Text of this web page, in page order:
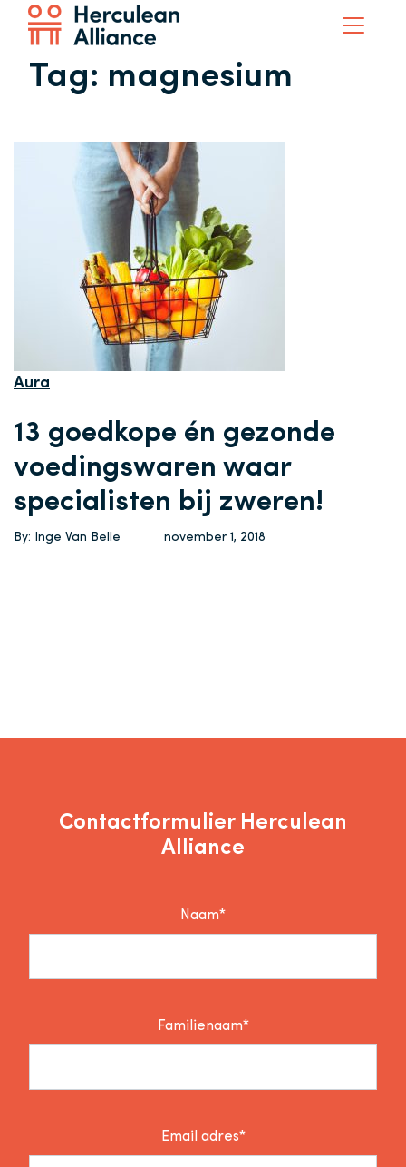
Tag: magnesium
Aura
13 goedkope én gezonde
voedingswaren waar
specialisten bij zweren!
By: Inge Van Belle november 1, 2018
Contactformulier Herculean
Alliance
Naam*
Familienaam*
Email adres*